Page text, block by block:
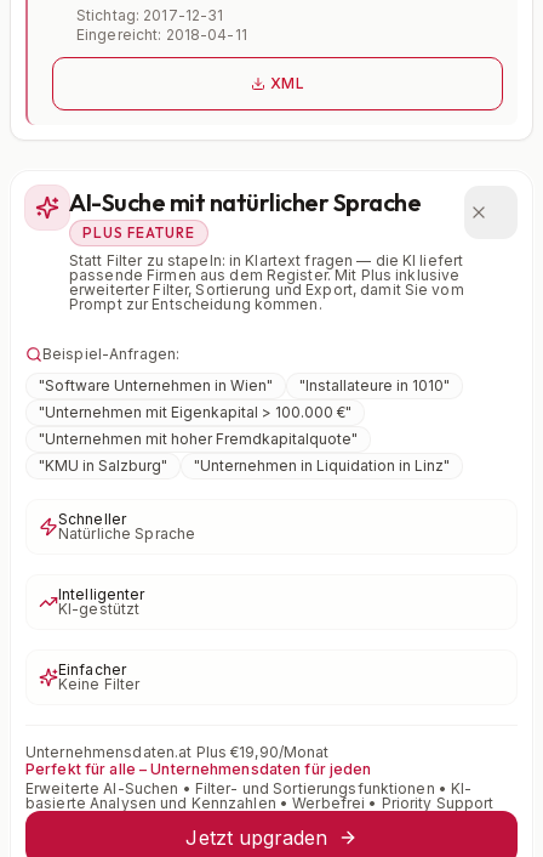
Stichtag: 2017-12-31
Eingereicht: 2018-04-11
XML
AI-Suche mit natürlicher Sprache
PLUS FEATURE
Statt Filter zu stapeln: in Klartext fragen — die KI liefert
passende Firmen aus dem Register. Mit Plus inklusive
erweiterter Filter, Sortierung und Export, damit Sie vom
Prompt zur Entscheidung kommen.
Beispiel-Anfragen:
"Software Unternehmen in Wien" "Installateure in 1010"
"Unternehmen mit Eigenkapital > 100.000 €"
"Unternehmen mit hoher Fremdkapitalquote"
"KMU in Salzburg" "Unternehmen in Liquidation in Linz"
Schneller
Natürliche Sprache
Intelligenter
KI-gestützt
Einfacher
Keine Filter
Unternehmensdaten.at Plus €19,90/Monat
Perfekt für alle – Unternehmensdaten für jeden
Erweiterte AI-Suchen • Filter- und Sortierungsfunktionen • KI-
basierte Analysen und Kennzahlen • Werbefrei • Priority Support
Jetzt upgraden